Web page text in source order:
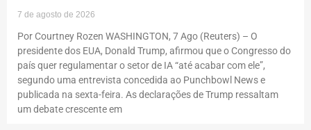
7 de agosto de 2026
Por Courtney Rozen WASHINGTON, 7 Ago (Reuters) – O
presidente dos EUA, Donald Trump, afirmou que o Congresso do
país quer regulamentar o setor de IA “até acabar com ele”,
segundo uma entrevista concedida ao Punchbowl News e
publicada na sexta-feira. As declarações de Trump ressaltam
um debate crescente em